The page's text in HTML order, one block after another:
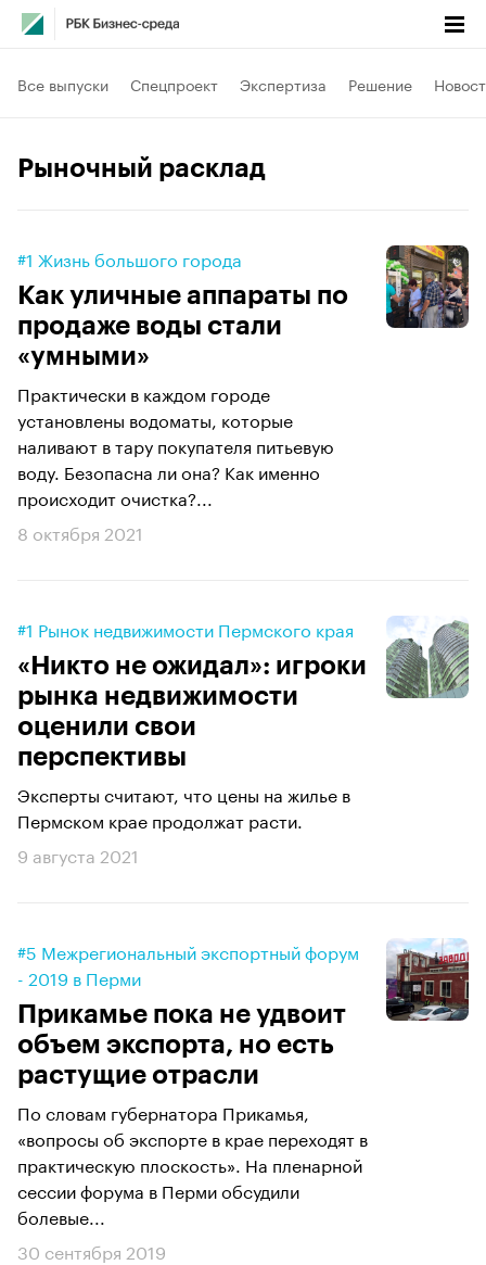
Все выпуски Спецпроект Экспертиза Решение
Рыночный расклад
#1 Жизнь большого города
Как уличные аппараты по
продаже воды стали
«умными»
Практически в каждом городе
установлены водоматы, которые
наливают в тару покупателя питьевую
воду. Безопасна ли она? Как именно
происходит очистка?...
8 октября 2021
#1 Рынок недвижимости Пермского края
«Никто не ожидал»: игроки
рынка недвижимости
оценили свои
перспективы
Эксперты считают, что цены на жилье в
Пермском крае продолжат расти.
9 августа 2021
#5 Межрегиональный экспортный форум
- 2019 в Перми
Прикамье пока не удвоит
объем экспорта, но есть
растущие отрасли
По словам губернатора Прикамья,
«вопросы об экспорте в крае переходят в
практическую плоскость». На пленарной
сессии форума в Перми обсудили
болевые...
30 сентября 2019